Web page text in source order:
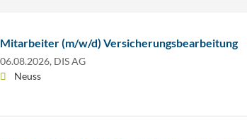
Mitarbeiter (m/w/d) Versicherungsbearbeitung
06.08.2026, DIS AG
Neuss